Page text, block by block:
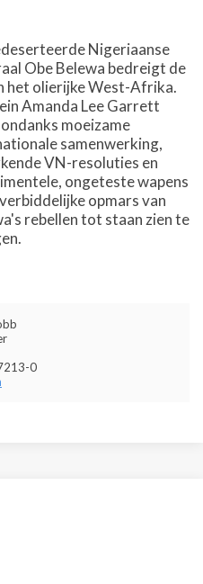
Nigeriaanse
Obe Belewa bedreigt de
het olierijke West-Afrika.
Amanda Lee Garrett
moeizame
samenwerking,
VN-resoluties en
ongeteste wapens
opmars van
rebellen tot staan zien te
0